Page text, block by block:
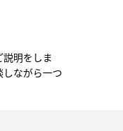
明をしま
ながら一つ